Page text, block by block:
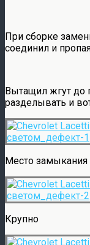
При сборке
соединил и
Вытащил жгут до
разделывать и
Место замыкания
Крупно